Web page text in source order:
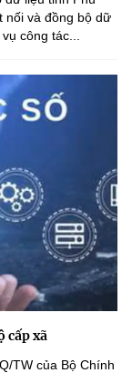
nối và đồng bộ dữ
công tác...
cấp xã
TW của Bộ Chính